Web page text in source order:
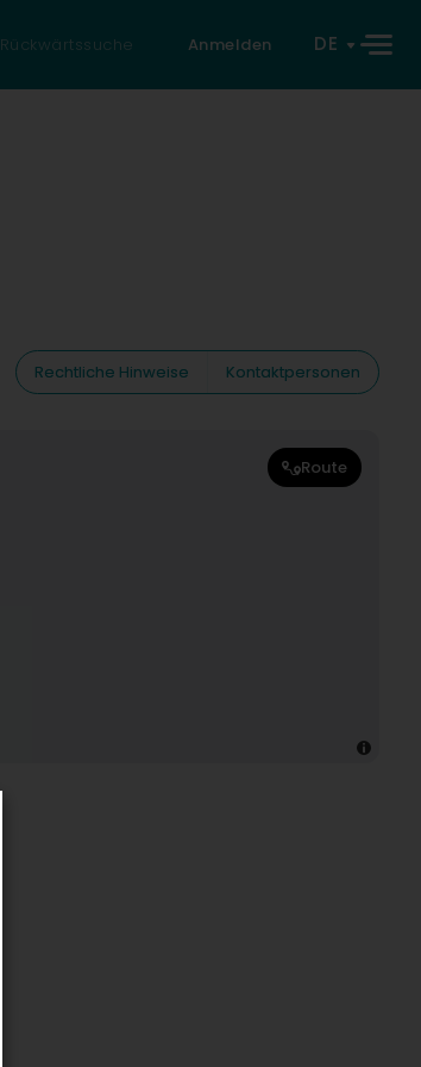
Rückwärtssuche Anmelden DE
Rechtliche Hinweise
Kontaktpersonen
Route